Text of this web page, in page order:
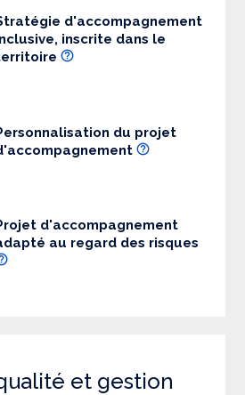
d'accompagnement
inscrite dans le
du projet
d'accompagnement
au regard des risques
et gestion